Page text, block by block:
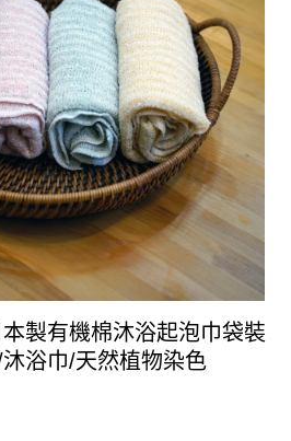
製有機棉沐浴起泡巾袋裝
浴巾/天然植物染色